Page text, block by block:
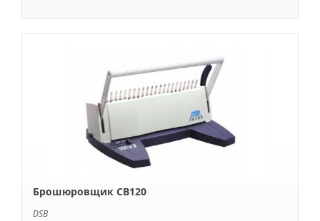
Брошюровщик CB120
DSB